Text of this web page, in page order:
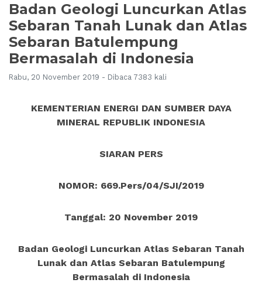
Badan Geologi Luncurkan Atlas
Sebaran Tanah Lunak dan Atlas
Sebaran Batulempung
Bermasalah di Indonesia
Rabu, 20 November 2019 - Dibaca 7383 kali
KEMENTERIAN ENERGI DAN SUMBER DAYA
MINERAL REPUBLIK INDONESIA
SIARAN PERS
NOMOR: 669.Pers/04/SJI/2019
Tanggal: 20 November 2019
Badan Geologi Luncurkan Atlas Sebaran Tanah
Lunak dan Atlas Sebaran Batulempung
Bermasalah di Indonesia